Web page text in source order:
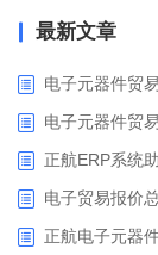
最新文章
正航ERP系统
电子贸易报价
正航电子元器